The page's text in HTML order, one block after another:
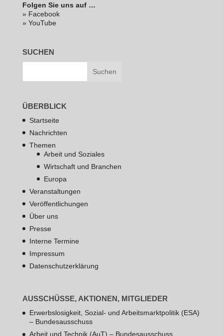
Folgen Sie uns auf …
» Facebook
» YouTube
SUCHEN
ÜBERBLICK
Startseite
Nachrichten
Themen
Arbeit und Soziales
Wirtschaft und Branchen
Europa
Veranstaltungen
Veröffentlichungen
Über uns
Presse
Interne Termine
Impressum
Datenschutzerklärung
AUSSCHÜSSE, AKTIONEN, MITGLIEDER
Erwerbslosigkeit, Sozial- und Arbeitsmarktpolitik (ESA)
– Bundesausschuss
Arbeit und Technik (AuT) – Bundesausschuss